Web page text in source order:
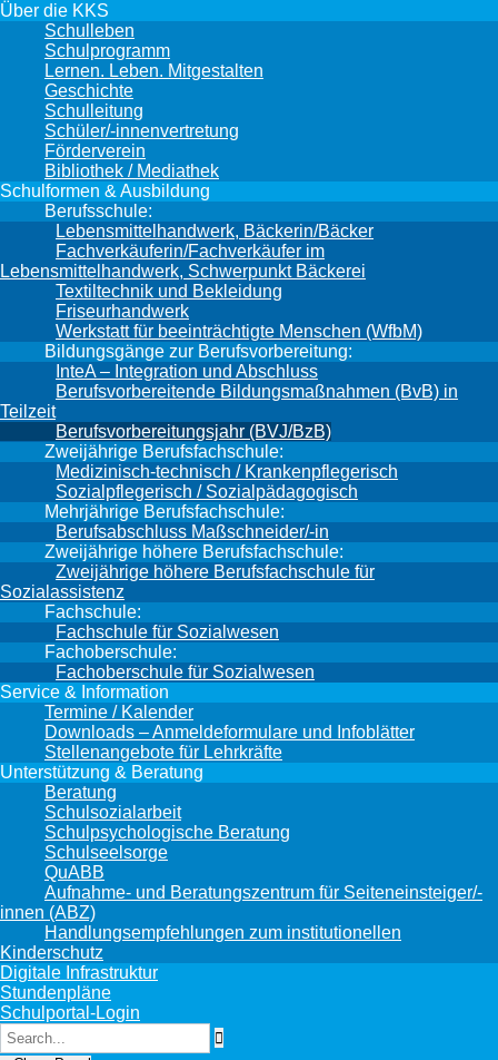
Über die KKS
Schulleben
Schulprogramm
Lernen. Leben. Mitgestalten
Geschichte
Schulleitung
Schüler/-innenvertretung
Förderverein
Bibliothek / Mediathek
Schulformen & Ausbildung
Berufsschule:
Lebensmittelhandwerk, Bäckerin/Bäcker
Fachverkäuferin/Fachverkäufer im
Lebensmittelhandwerk, Schwerpunkt Bäckerei
Textiltechnik und Bekleidung
Friseurhandwerk
Werkstatt für beeinträchtigte Menschen (WfbM)
Bildungsgänge zur Berufsvorbereitung:
InteA – Integration und Abschluss
Berufsvorbereitende Bildungsmaßnahmen (BvB) in
Teilzeit
Berufsvorbereitungsjahr (BVJ/BzB)
Zweijährige Berufsfachschule:
Medizinisch-technisch / Krankenpflegerisch
Sozialpflegerisch / Sozialpädagogisch
Mehrjährige Berufsfachschule:
Berufsabschluss Maßschneider/-in
Zweijährige höhere Berufsfachschule:
Zweijährige höhere Berufsfachschule für
Sozialassistenz
Fachschule:
Fachschule für Sozialwesen
Fachoberschule:
Fachoberschule für Sozialwesen
Service & Information
Termine / Kalender
Downloads – Anmeldeformulare und Infoblätter
Stellenangebote für Lehrkräfte
Unterstützung & Beratung
Beratung
Schulsozialarbeit
Schulpsychologische Beratung
Schulseelsorge
QuABB
Aufnahme- und Beratungszentrum für Seiteneinsteiger/-
innen (ABZ)
Handlungsempfehlungen zum institutionellen
Kinderschutz
Digitale Infrastruktur
Stundenpläne
Schulportal-Login